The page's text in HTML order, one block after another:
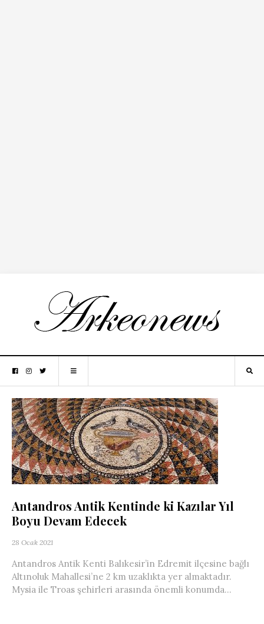
Antandros Antik Kentinde ki Kazılar Yıl
Boyu Devam Edecek
28 Ocak 2021
Antandros Antik Kenti Balıkesir’in Edremit ilçesine bağlı
Altınoluk Mahallesi’ne 2 km uzaklıkta yer almaktadır.
Mysia ile Troas şehirleri arasında önemli konumda...